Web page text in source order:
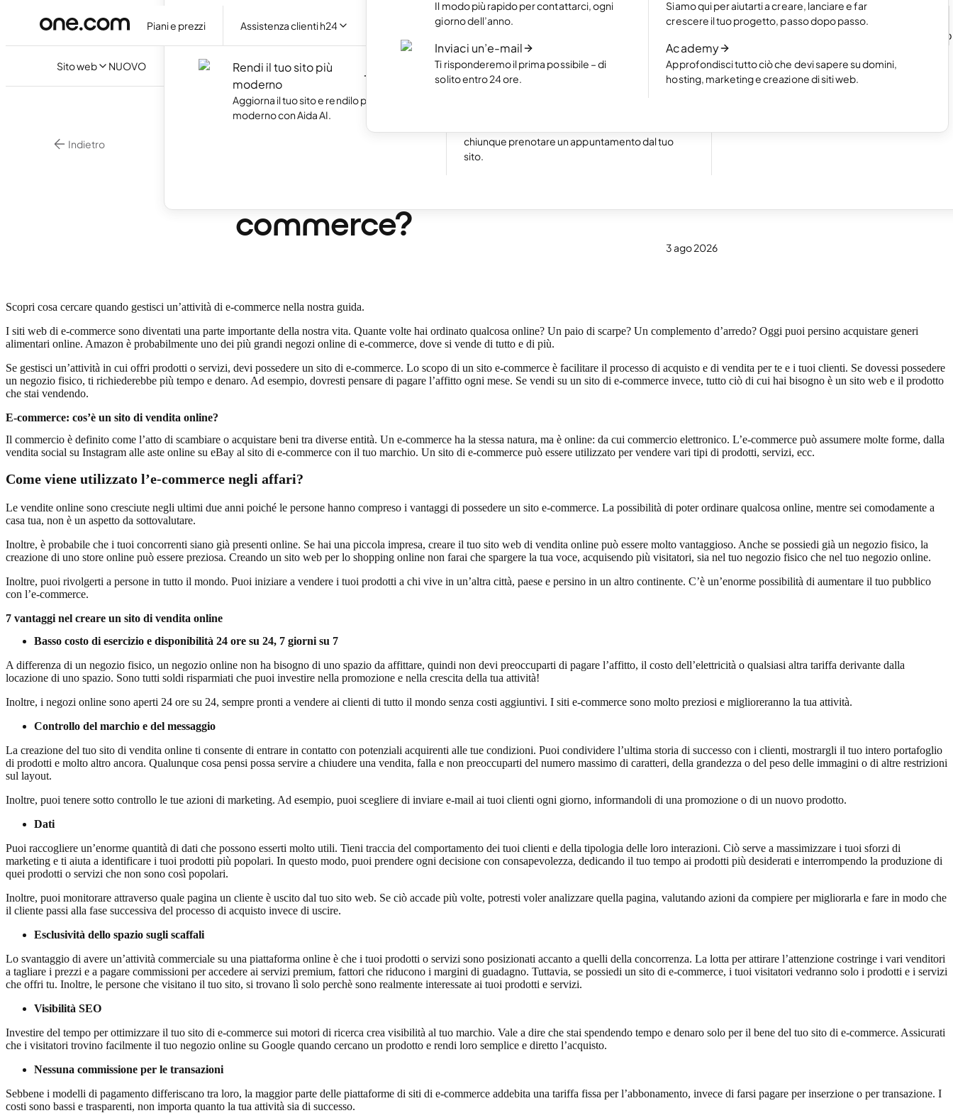
Piani e prezzi Assistenza clienti h24
Il modo più rapido per contattarci, ogni
giorno dell’anno.
Inviaci un’e-mail
Ti risponderemo il prima possibile – di
solito entro 24 ore.
Siamo qui per aiutarti a creare, lanciare e far
crescere il tuo progetto, passo dopo passo.
Academy
Approfondisci tutto ciò che devi sapere su domini,
hosting, marketing e creazione di siti web.
Sito web NUOVO
artificiale, senza scrivere una riga di
Rendi il tuo sito più
moderno
Aggiorna il tuo sito e rendilo più
moderno con Aida AI.
Metti in mostra i tuoi lavori migliori con un
portfolio online.
Crea un ecommerce
Crea il tuo ecommerce e comincia a
guadagnare online.
chiunque prenotare un appuntamento dal tuo
sito.
Leggi l’articolo
Come funziona la creazione di un sito
l'AI
Leggi l’articolo
Eccellente
Indietro
Perché possedere un sito di e-
commerce?
3 ago 2026
Scopri cosa cercare quando gestisci un’attività di e-commerce nella nostra guida.
I siti web di e-commerce sono diventati una parte importante della nostra vita. Quante volte hai ordinato qualcosa online? Un paio di scarpe? Un complemento d’arredo? Oggi puoi persino acquistare generi
alimentari online. Amazon è probabilmente uno dei più grandi negozi online di e-commerce, dove si vende di tutto e di più.
Se gestisci un’attività in cui offri prodotti o servizi, devi possedere un sito di e-commerce. Lo scopo di un sito e-commerce è facilitare il processo di acquisto e di vendita per te e i tuoi clienti. Se dovessi possedere
un negozio fisico, ti richiederebbe più tempo e denaro. Ad esempio, dovresti pensare di pagare l’affitto ogni mese. Se vendi su un sito di e-commerce invece, tutto ciò di cui hai bisogno è un sito web e il prodotto
che stai vendendo.
E-commerce: cos’è un sito di vendita online?
Il commercio è definito come l’atto di scambiare o acquistare beni tra diverse entità. Un e-commerce ha la stessa natura, ma è online: da cui commercio elettronico. L’e-commerce può assumere molte forme, dalla
vendita social su Instagram alle aste online su eBay al sito di e-commerce con il tuo marchio. Un sito di e-commerce può essere utilizzato per vendere vari tipi di prodotti, servizi, ecc.
Come viene utilizzato l’e-commerce negli affari?
Le vendite online sono cresciute negli ultimi due anni poiché le persone hanno compreso i vantaggi di possedere un sito e-commerce. La possibilità di poter ordinare qualcosa online, mentre sei comodamente a
casa tua, non è un aspetto da sottovalutare.
Inoltre, è probabile che i tuoi concorrenti siano già presenti online. Se hai una piccola impresa, creare il tuo sito web di vendita online può essere molto vantaggioso. Anche se possiedi già un negozio fisico, la
creazione di uno store online può essere preziosa. Creando un sito web per lo shopping online non farai che spargere la tua voce, acquisendo più visitatori, sia nel tuo negozio fisico che nel tuo negozio online.
Inoltre, puoi rivolgerti a persone in tutto il mondo. Puoi iniziare a vendere i tuoi prodotti a chi vive in un’altra città, paese e persino in un altro continente. C’è un’enorme possibilità di aumentare il tuo pubblico
con l’e-commerce.
7 vantaggi nel creare un sito di vendita online
Basso costo di esercizio e disponibilità 24 ore su 24, 7 giorni su 7
A differenza di un negozio fisico, un negozio online non ha bisogno di uno spazio da affittare, quindi non devi preoccuparti di pagare l’affitto, il costo dell’elettricità o qualsiasi altra tariffa derivante dalla
locazione di uno spazio. Sono tutti soldi risparmiati che puoi investire nella promozione e nella crescita della tua attività!
Inoltre, i negozi online sono aperti 24 ore su 24, sempre pronti a vendere ai clienti di tutto il mondo senza costi aggiuntivi. I siti e-commerce sono molto preziosi e miglioreranno la tua attività.
Controllo del marchio e del messaggio
La creazione del tuo sito di vendita online ti consente di entrare in contatto con potenziali acquirenti alle tue condizioni. Puoi condividere l’ultima storia di successo con i clienti, mostrargli il tuo intero portafoglio
di prodotti e molto altro ancora. Qualunque cosa pensi possa servire a chiudere una vendita, falla e non preoccuparti del numero massimo di caratteri, della grandezza o del peso delle immagini o di altre restrizioni
sul layout.
Inoltre, puoi tenere sotto controllo le tue azioni di marketing. Ad esempio, puoi scegliere di inviare e-mail ai tuoi clienti ogni giorno, informandoli di una promozione o di un nuovo prodotto.
Dati
Puoi raccogliere un’enorme quantità di dati che possono esserti molto utili. Tieni traccia del comportamento dei tuoi clienti e della tipologia delle loro interazioni. Ciò serve a massimizzare i tuoi sforzi di
marketing e ti aiuta a identificare i tuoi prodotti più popolari. In questo modo, puoi prendere ogni decisione con consapevolezza, dedicando il tuo tempo ai prodotti più desiderati e interrompendo la produzione di
quei prodotti o servizi che non sono così popolari.
Inoltre, puoi monitorare attraverso quale pagina un cliente è uscito dal tuo sito web. Se ciò accade più volte, potresti voler analizzare quella pagina, valutando azioni da compiere per migliorarla e fare in modo che
il cliente passi alla fase successiva del processo di acquisto invece di uscire.
Esclusività dello spazio sugli scaffali
Lo svantaggio di avere un’attività commerciale su una piattaforma online è che i tuoi prodotti o servizi sono posizionati accanto a quelli della concorrenza. La lotta per attirare l’attenzione costringe i vari venditori
a tagliare i prezzi e a pagare commissioni per accedere ai servizi premium, fattori che riducono i margini di guadagno. Tuttavia, se possiedi un sito di e-commerce, i tuoi visitatori vedranno solo i prodotti e i servizi
che offri tu. Inoltre, le persone che visitano il tuo sito, si trovano lì solo perchè sono realmente interessate ai tuoi prodotti e servizi.
Visibilità SEO
Investire del tempo per ottimizzare il tuo sito di e-commerce sui motori di ricerca crea visibilità al tuo marchio. Vale a dire che stai spendendo tempo e denaro solo per il bene del tuo sito di e-commerce. Assicurati
che i visitatori trovino facilmente il tuo negozio online su Google quando cercano un prodotto e rendi loro semplice e diretto l’acquisto.
Nessuna commissione per le transazioni
Sebbene i modelli di pagamento differiscano tra loro, la maggior parte delle piattaforme di siti di e-commerce addebita una tariffa fissa per l’abbonamento, invece di farsi pagare per inserzione o per transazione. I
costi sono bassi e trasparenti, non importa quanto la tua attività sia di successo.